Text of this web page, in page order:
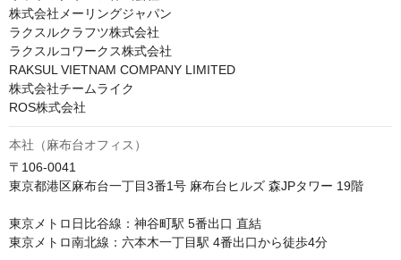
株式会社メーリングジャパン
ラクスルクラフツ株式会社
ラクスルコワークス株式会社
RAKSUL VIETNAM COMPANY LIMITED
株式会社チームライク
ROS株式会社
本社（麻布台オフィス）
〒106-0041
東京都港区麻布台一丁目3番1号 麻布台ヒルズ 森JPタワー 19階
東京メトロ日比谷線：神谷町駅 5番出口 直結
東京メトロ南北線：六本木一丁目駅 4番出口から徒歩4分